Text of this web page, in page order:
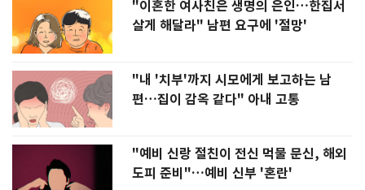
"이혼한 여사친은 생명의 은인…한집서
살게 해달라" 남편 요구에 '절망'
"내 '치부'까지 시모에게 보고하는 남
편…집이 감옥 같다" 아내 고통
"예비 신랑 절친이 전신 먹물 문신, 해외
도피 준비"…예비 신부 '혼란'